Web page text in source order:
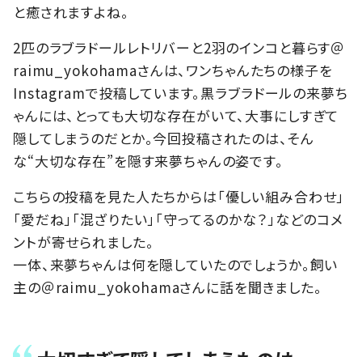
と癒されますよね。
2匹のラブラドールレトリバーと2羽のインコと暮らす＠
raimu_yokohamaさんは、ワンちゃんたちの様子を
Instagramで投稿しています。黒ラブラドールの来夢ち
ゃんには、とっても大切な存在がいて、大事にしすぎて
隠してしまうのだとか。今回投稿されたのは、そん
な“大切な存在”を隠す来夢ちゃんの姿です。
こちらの投稿を見た人たちからは「優しい組み合わせ」
「愛だね」「混ざりたい」「守ってるのかな？」などのコメ
ントが寄せられました。
一体、来夢ちゃんは何を隠していたのでしょうか。飼い
主の＠raimu_yokohamaさんに話を聞きました。